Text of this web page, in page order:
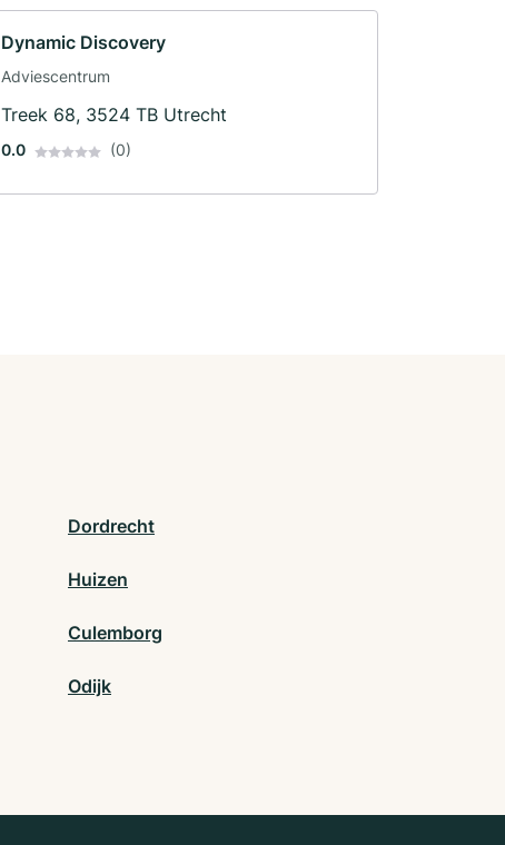
Dynamic Discovery
Adviescentrum
Treek 68, 3524 TB Utrecht
0.0 (0)
Dordrecht
Huizen
Culemborg
Odijk